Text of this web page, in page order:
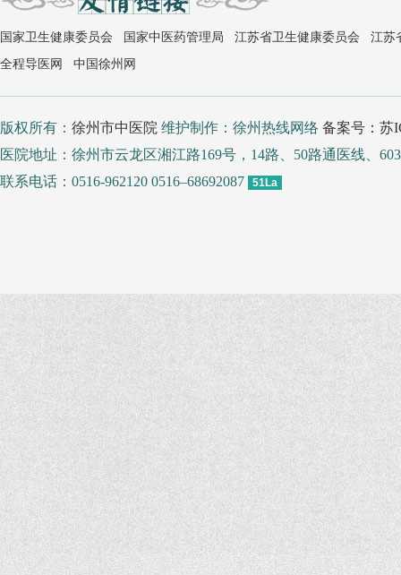
国家卫生健康委员会 国家中医药管理局 江苏省卫生健康委员会
江苏
全程导医网
中国徐州网
版权所有： 徐州市中医院 维护制作：徐州热线网络 备案号：苏
医院地址：徐州市云龙区湘江路169号，14路、50路通医线、
联系电话：0516-962120 0516–68692087
51La